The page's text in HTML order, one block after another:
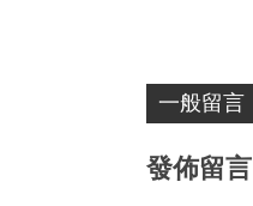
一般留言
發佈留言